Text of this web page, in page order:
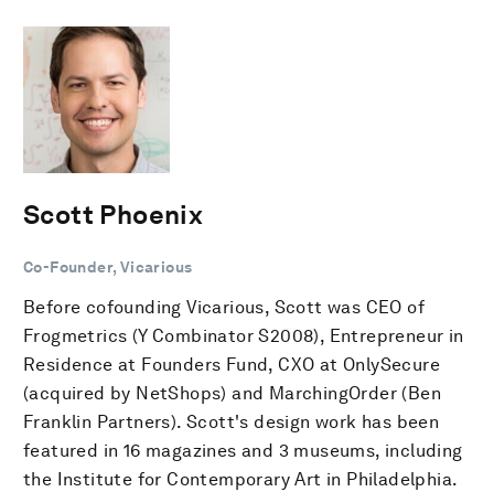
Scott Phoenix
Co-Founder, Vicarious
Before cofounding Vicarious, Scott was CEO of
Frogmetrics (Y Combinator S2008), Entrepreneur in
Residence at Founders Fund, CXO at OnlySecure
(acquired by NetShops) and MarchingOrder (Ben
Franklin Partners). Scott's design work has been
featured in 16 magazines and 3 museums, including
the Institute for Contemporary Art in Philadelphia.